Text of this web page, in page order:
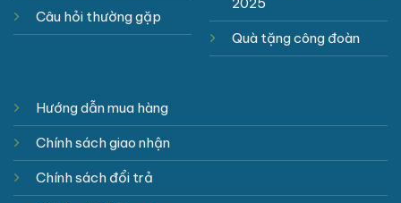
Câu hỏi thường gặp
Quà tặng công đoàn
Hướng dẫn mua hàng
Chính sách giao nhận
Chính sách đổi trả